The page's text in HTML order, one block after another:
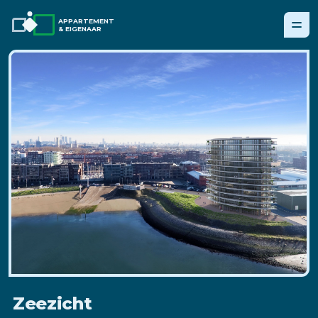
APPARTEMENT
& EIGENAAR
Zeezicht